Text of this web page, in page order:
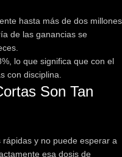
hasta más de dos millones
de las ganancias se
lo que significa que con el
con disciplina.
Son Tan
y no puede esperar a
esa dosis de